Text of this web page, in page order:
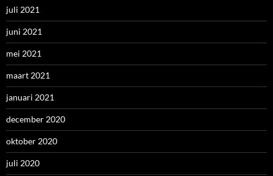
juli 2021
juni 2021
mei 2021
maart 2021
januari 2021
december 2020
oktober 2020
juli 2020